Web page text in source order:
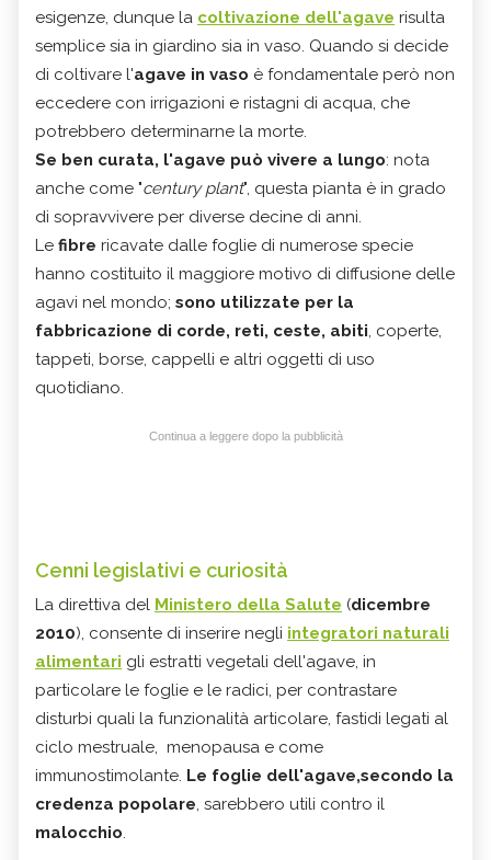
esigenze, dunque la coltivazione dell'agave risulta
semplice sia in giardino sia in vaso. Quando si decide
di coltivare l'agave in vaso è fondamentale però non
eccedere con irrigazioni e ristagni di acqua, che
potrebbero determinarne la morte.
Se ben curata, l'agave può vivere a lungo: nota
anche come "century plant", questa pianta è in grado
di sopravvivere per diverse decine di anni.
Le fibre ricavate dalle foglie di numerose specie
hanno costituito il maggiore motivo di diffusione delle
agavi nel mondo; sono utilizzate per la
fabbricazione di corde, reti, ceste, abiti, coperte,
tappeti, borse, cappelli e altri oggetti di uso
quotidiano.
Continua a leggere dopo la pubblicità
Cenni legislativi e curiosità
La direttiva del Ministero della Salute (dicembre
2010), consente di inserire negli integratori naturali
alimentari gli estratti vegetali dell'agave, in
particolare le foglie e le radici, per contrastare
disturbi quali la funzionalità articolare, fastidi legati al
ciclo mestruale, menopausa e come
immunostimolante. Le foglie dell'agave,secondo la
credenza popolare, sarebbero utili contro il
malocchio.